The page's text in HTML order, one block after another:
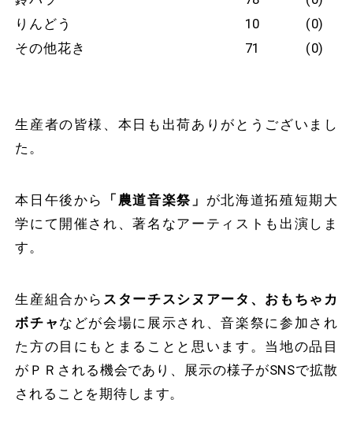
りんどう
10
(0)
その他花き
71 (0)
生産者の皆様、本日も出荷ありがとうございまし
た。
本日午後から 「農道音楽祭」 が北海道拓殖短期大
学にて開催され、著名なアーティストも出演しま
す。
生産組合から スターチスシヌアータ、おもちゃカ
ボチャ などが会場に展示され、音楽祭に参加され
た方の目にもとまることと思います。当地の品目
がＰＲされる機会であり、展示の様子がSNSで拡散
されることを期待します。